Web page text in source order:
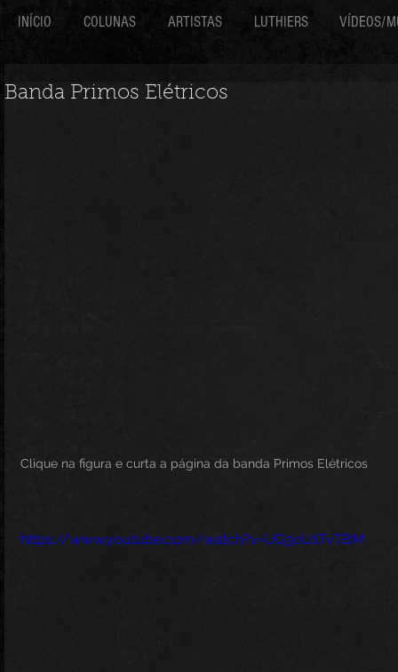
INÍCIO COLUNAS ARTISTAS LUTHIERS VÍDEOS/
Banda Primos Elétricos
Clique na figura e curta a página da banda Primos Elétricos
https://www.youtube.com/watch?v=UG3oU1TvTBM